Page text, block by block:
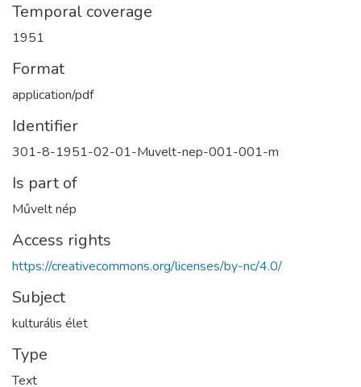
Temporal coverage
1951
Format
application/pdf
Identifier
301-8-1951-02-01-Muvelt-nep-001-001-m
Is part of
Művelt nép
Access rights
https://creativecommons.org/licenses/by-nc/4.0/
Subject
kulturális élet
Type
Text